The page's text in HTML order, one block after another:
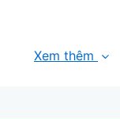
Xem thêm